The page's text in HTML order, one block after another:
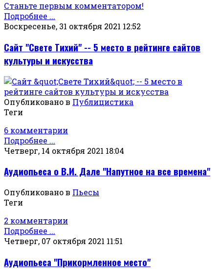
Станьте первым комментатором!
Подробнее ...
Воскресенье, 31 октября 2021 12:52
Сайт "Свете Тихий" -- 5 место в рейтинге сайтов
культуры и искусства
Опубликовано в Публицистика
Теги
6 комментарии
Подробнее ...
Четверг, 14 октября 2021 18:04
Аудиопьеса о В.И. Дале "Напутное на все времена"
Опубликовано в Пьесы
Теги
2 комментарии
Подробнее ...
Четверг, 07 октября 2021 11:51
Аудиопьеса "Прикормленное место"